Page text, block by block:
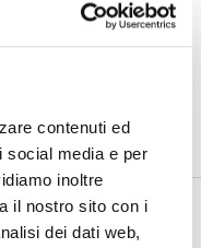
contenuti ed
social media e per
inoltre
il nostro sito con i
dei dati web,
da €
da €
78.80
ufficiali di